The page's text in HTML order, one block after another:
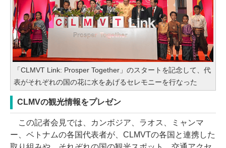
「CLMVT Link: Prosper Together」のスタートを記念して、代
表がそれぞれの国の花に水をあげるセレモニーを行なった
CLMVの観光情報をプレゼン
この記者会見では、カンボジア、ラオス、ミャンマ
ー、ベトナムの各国代表者が、CLMVTの各国と連携した